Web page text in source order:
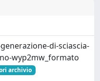
di-sciascia-
wyp2mw_formato
archivio